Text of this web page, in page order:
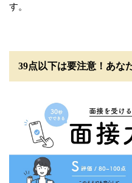
す。
39点以下は要注意！あな